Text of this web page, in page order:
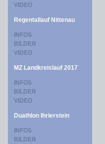
VIDEO
Regentallauf Nittenau
INFOS
BILDER
VIDEO
MZ Landkreislauf 2017
INFOS
BILDER
VIDEO
Duathlon Ihrlerstein
INFOS
BILDER